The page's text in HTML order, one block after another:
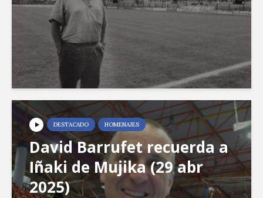
DESTACADO HOMENAJES
David Barrufet recuerda a
Iñaki de Mujika (29 abr
2025)